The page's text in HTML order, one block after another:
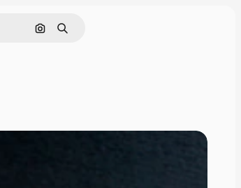
Поиск по изображению
Поиск